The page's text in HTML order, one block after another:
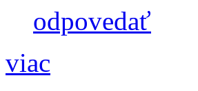
odpovedať
viac